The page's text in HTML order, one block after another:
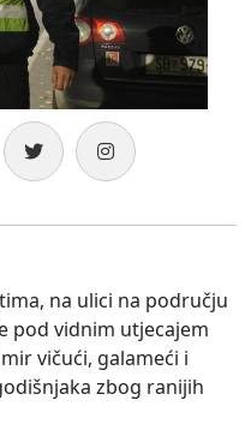
na ulici na području
pod vidnim utjecajem
vičući, galameći i
zbog ranijih